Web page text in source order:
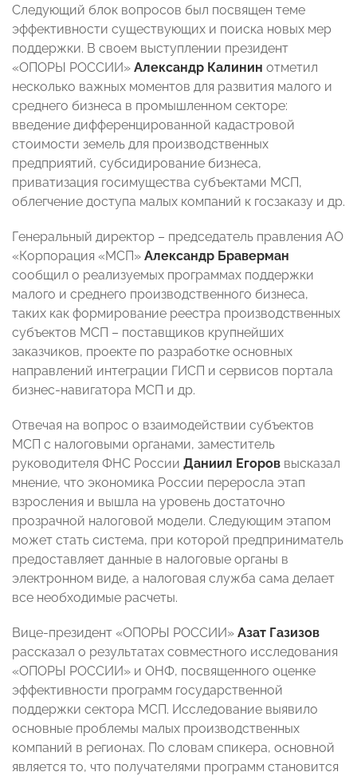
Следующий блок вопросов был посвящен теме
эффективности существующих и поиска новых мер
поддержки. В своем выступлении президент
«ОПОРЫ РОССИИ» Александр Калинин отметил
несколько важных моментов для развития малого и
среднего бизнеса в промышленном секторе:
введение дифференцированной кадастровой
стоимости земель для производственных
предприятий, субсидирование бизнеса,
приватизация госимущества субъектами МСП,
облегчение доступа малых компаний к госзаказу и др.
Генеральный директор – председатель правления АО
«Корпорация «МСП» Александр Браверман
сообщил о реализуемых программах поддержки
малого и среднего производственного бизнеса,
таких как формирование реестра производственных
субъектов МСП – поставщиков крупнейших
заказчиков, проекте по разработке основных
направлений интеграции ГИСП и сервисов портала
бизнес-навигатора МСП и др.
Отвечая на вопрос о взаимодействии субъектов
МСП с налоговыми органами, заместитель
руководителя ФНС России Даниил Егоров высказал
мнение, что экономика России переросла этап
взросления и вышла на уровень достаточно
прозрачной налоговой модели. Следующим этапом
может стать система, при которой предприниматель
предоставляет данные в налоговые органы в
электронном виде, а налоговая служба сама делает
все необходимые расчеты.
Вице-президент «ОПОРЫ РОССИИ» Азат Газизов
рассказал о результатах совместного исследования
«ОПОРЫ РОССИИ» и ОНФ, посвященного оценке
эффективности программ государственной
поддержки сектора МСП. Исследование выявило
основные проблемы малых производственных
компаний в регионах. По словам спикера, основной
является то, что получателями программ становится